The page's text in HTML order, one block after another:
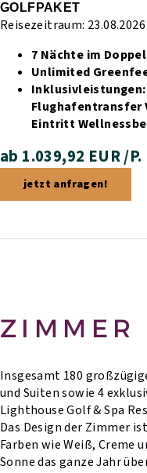
GOLFPAKET
Reisezeitraum:
7 Nächte im
Unlimited
Inklusivleistungen:
Flughafentransfer
Eintritt
ab 1.039,92 EUR /P.
jetzt anfragen!
ZIMMER
Insgesamt 180
und Suiten sowie 4
Lighthouse Golf & Spa
Das Design der Zimmer
Farben wie Weiß, Creme
Sonne das ganze Jahr